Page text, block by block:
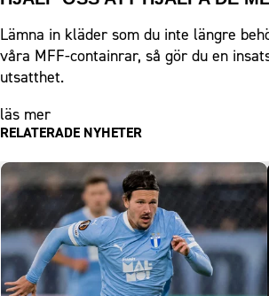
Lämna in kläder som du inte längre
våra MFF-containrar, så gör du en
utsatthet.
läs mer
RELATERADE NYHETER